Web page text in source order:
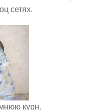
сетях.
курн.